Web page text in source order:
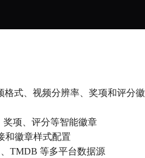
式、视频分辨率、奖项和评分
项、评分等智能徽章
和徽章样式配置
TMDB 等多平台数据源